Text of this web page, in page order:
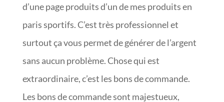
d’une page produits d’un de mes produits en
paris sportifs. C’est très professionnel et
surtout ça vous permet de générer de l’argent
sans aucun problème. Chose qui est
extraordinaire, c’est les bons de commande.
Les bons de commande sont majestueux,